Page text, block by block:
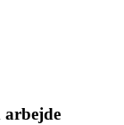
arbejde